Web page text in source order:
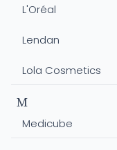
L'Oréal
Lendan
Lola Cosmetics
M
Medicube